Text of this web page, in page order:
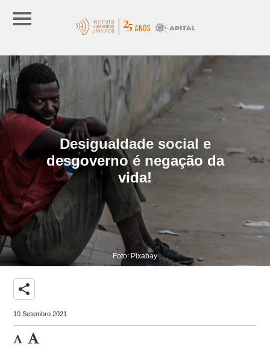
Desigualdade social e
desgoverno é negação da
vida!
Foto: Pixabay
share
10 Setembro 2021